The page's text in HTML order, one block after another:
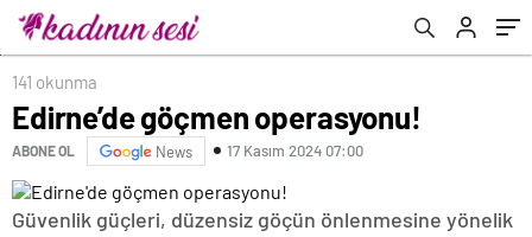
141 okunma
Edirne’de göçmen operasyonu!
ABONE OL News 17 Kasım 2024 07:00
Güvenlik güçleri, düzensiz göçün önlenmesine yönelik